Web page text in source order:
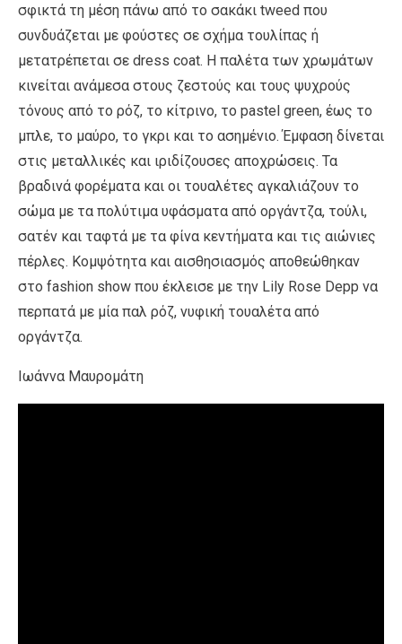
σφικτά τη μέση πάνω από το σακάκι tweed που
συνδυάζεται με φούστες σε σχήμα τουλίπας ή
μετατρέπεται σε dress coat. Η παλέτα των χρωμάτων
κινείται ανάμεσα στους ζεστούς και τους ψυχρούς
τόνους από το ρόζ, το κίτρινο, το pastel green, έως το
μπλε, το μαύρο, το γκρι και το ασημένιο. Έμφαση δίνεται
στις μεταλλικές και ιριδίζουσες αποχρώσεις. Τα
βραδινά φορέματα και οι τουαλέτες αγκαλιάζουν το
σώμα με τα πολύτιμα υφάσματα από οργάντζα, τούλι,
σατέν και ταφτά με τα φίνα κεντήματα και τις αιώνιες
πέρλες. Κoμψότητα και αισθησιασμός αποθεώθηκαν
στο fashion show που έκλεισε με την Lily Rose Depp να
περπατά με μία παλ ρόζ, νυφική τουαλέτα από
οργάντζα.
Ιωάννα Μαυρομάτη